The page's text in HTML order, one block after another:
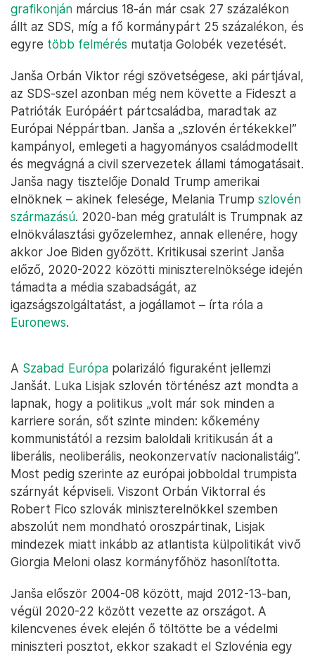
grafikonján március 18-án már csak 27 százalékon
állt az SDS, míg a fő kormánypárt 25 százalékon, és
egyre több felmérés mutatja Golobék vezetését.
Janša Orbán Viktor régi szövetségese, aki pártjával,
az SDS-szel azonban még nem követte a Fideszt a
Patrióták Európáért pártcsaládba, maradtak az
Európai Néppártban. Janša a „szlovén értékekkel”
kampányol, emlegeti a hagyományos családmodellt
és megvágná a civil szervezetek állami támogatásait.
Janša nagy tisztelője Donald Trump amerikai
elnöknek – akinek felesége, Melania Trump szlovén
származású. 2020-ban még gratulált is Trumpnak az
elnökválasztási győzelemhez, annak ellenére, hogy
akkor Joe Biden győzött. Kritikusai szerint Janša
előző, 2020-2022 közötti miniszterelnöksége idején
támadta a média szabadságát, az
igazságszolgáltatást, a jogállamot – írta róla a
Euronews.
A Szabad Európa polarizáló figuraként jellemzi
Janšát. Luka Lisjak szlovén történész azt mondta a
lapnak, hogy a politikus „volt már sok minden a
karriere során, sőt szinte minden: kőkemény
kommunistától a rezsim baloldali kritikusán át a
liberális, neoliberális, neokonzervatív nacionalistáig”.
Most pedig szerinte az európai jobboldal trumpista
szárnyát képviseli. Viszont Orbán Viktorral és
Robert Fico szlovák miniszterelnökkel szemben
abszolút nem mondható oroszpártinak, Lisjak
mindezek miatt inkább az atlantista külpolitikát vivő
Giorgia Meloni olasz kormányfőhöz hasonlította.
Janša először 2004-08 között, majd 2012-13-ban,
végül 2020-22 között vezette az országot. A
kilencvenes évek elején ő töltötte be a védelmi
miniszteri posztot, ekkor szakadt el Szlovénia egy